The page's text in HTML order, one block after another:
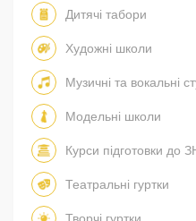
Дитячі табори
Художні школи
Музичні та вокальні
Модельні школи
Курси підготовки
Театральні гуртки
Творчі гуртки